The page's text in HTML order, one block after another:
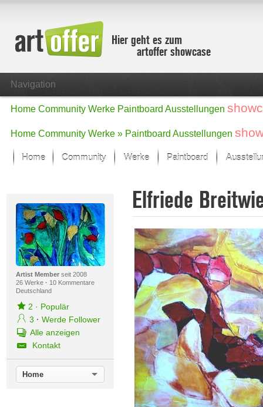
Hier geht es zum
artoffer showcase
Navigation
Home Community Werke Paintboard Ausstellungen
Home Community Werke » Paintboard Ausstellungen
Home Community Werke
Der letzte Monat im Fokus
Alle Fokus-Werke
Standard-Ansicht
Fokus-Werke
Neue Werke – Auswahl
Alle neuen Werke
Paintboard
Artist Memberseit 2008
26 Werke · 10 Kommentare
Deutschland
2 · Populär
3 · Werde Follower
Alle anzeigen
Kontakt
Home
Elfriede